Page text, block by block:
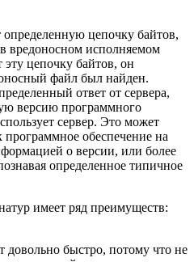
цепочку байтов,
вредоносном исполняемом
цепочку байтов, он
файл был найден.
ответ от сервера,
версию программного
сервер. Это может
программное обеспечение на
о версии, или более
определенное типичное
имеет ряд преимуществ:
довольно быстро, потому что не